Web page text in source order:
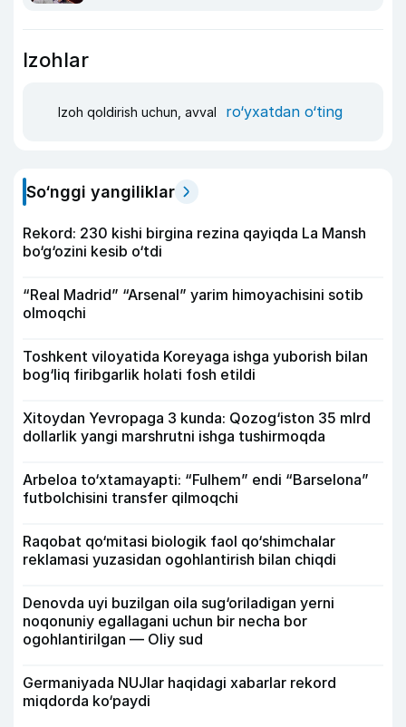
Izohlar
Izoh qoldirish uchun, avval ro‘yxatdan o‘ting
So‘nggi yangiliklar
Rekord: 230 kishi birgina rezina qayiqda La Mansh
bo‘g‘ozini kesib o‘tdi
“Real Madrid” “Arsenal” yarim himoyachisini sotib
olmoqchi
Toshkent viloyatida Koreyaga ishga yuborish bilan
bog‘liq firibgarlik holati fosh etildi
Xitoydan Yevropaga 3 kunda: Qozog‘iston 35 mlrd
dollarlik yangi marshrutni ishga tushirmoqda
Arbeloa to‘xtamayapti: “Fulhem” endi “Barselona”
futbolchisini transfer qilmoqchi
Raqobat qo‘mitasi biologik faol qo‘shimchalar
reklamasi yuzasidan ogohlantirish bilan chiqdi
Denovda uyi buzilgan oila sug‘oriladigan yerni
noqonuniy egallagani uchun bir necha bor
ogohlantirilgan — Oliy sud
Germaniyada NUJlar haqidagi xabarlar rekord
miqdorda ko‘paydi